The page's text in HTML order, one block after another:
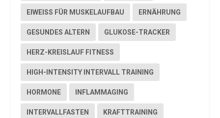
EIWEISS FÜR MUSKELAUFBAU ERNÄHRUNG
GESUNDES ALTERN GLUKOSE-TRACKER
HERZ-KREISLAUF FITNESS
HIGH-INTENSITY INTERVALL TRAINING
HORMONE INFLAMMAGING
INTERVALLFASTEN KRAFTTRAINING